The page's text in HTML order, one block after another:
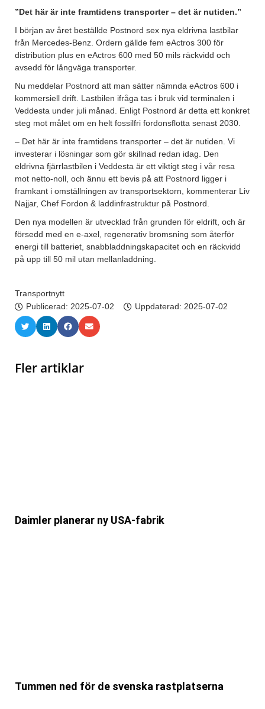
”Det här är inte framtidens transporter – det är nutiden.”
I början av året beställde Postnord sex nya eldrivna lastbilar
från Mercedes-Benz. Ordern gällde fem eActros 300 för
distribution plus en eActros 600 med 50 mils räckvidd och
avsedd för långväga transporter.
Nu meddelar Postnord att man sätter nämnda eActros 600 i
kommersiell drift. Lastbilen ifråga tas i bruk vid terminalen i
Veddesta under juli månad. Enligt Postnord är detta ett konkret
steg mot målet om en helt fossilfri fordonsflotta senast 2030.
– Det här är inte framtidens transporter – det är nutiden. Vi
investerar i lösningar som gör skillnad redan idag. Den
eldrivna fjärrlastbilen i Veddesta är ett viktigt steg i vår resa
mot netto-noll, och ännu ett bevis på att Postnord ligger i
framkant i omställningen av transportsektorn, kommenterar Liv
Najjar, Chef Fordon & laddinfrastruktur på Postnord.
Den nya modellen är utvecklad från grunden för eldrift, och är
försedd med en e-axel, regenerativ bromsning som återför
energi till batteriet, snabbladdningskapacitet och en räckvidd
på upp till 50 mil utan mellanladdning.
Transportnytt
Publicerad: 2025-07-02 Uppdaterad: 2025-07-02
Fler artiklar
Daimler planerar ny USA-fabrik
Tummen ned för de svenska rastplatserna